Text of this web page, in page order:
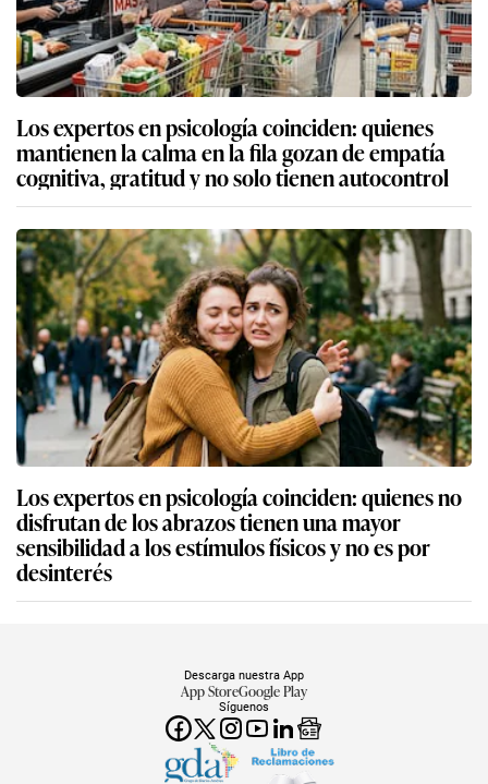
Los expertos en psicología coinciden: quienes
mantienen la calma en la fila gozan de empatía
cognitiva, gratitud y no solo tienen autocontrol
Los expertos en psicología coinciden: quienes no
disfrutan de los abrazos tienen una mayor
sensibilidad a los estímulos físicos y no es por
desinterés
Síguenos
Descarga nuestra App
App StoreGoogle Play